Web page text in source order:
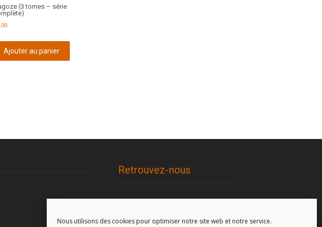
Nous utilisons des cookies pour optimiser notre site web et notre service.
(3 tomes – série
Ajouter au panier
Retrouvez-nous
96, rue de la Station à Soignies